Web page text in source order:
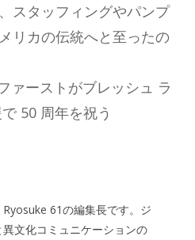
スタッフィングやパンプ
リカの伝統へと至ったの
ァーストがブレッシュ ラ
50 周年を祝う
61の編集長です。ジ
異文化コミュニケーションの